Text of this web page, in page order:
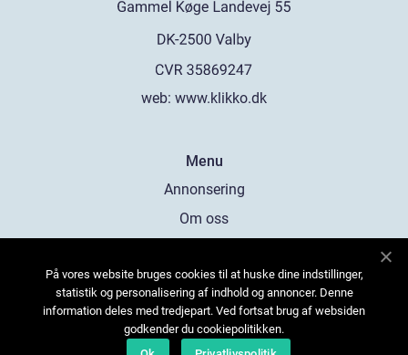
web: www.klikko.dk
Menu
Annonsering
Om oss
Kontakta oss
Sitemap
På vores website bruges cookies til at huske dine indstillinger,
statistik og personalisering af indhold og annoncer. Denne
information deles med tredjepart. Ved fortsat brug af websiden
godkender du cookiepolitikken.